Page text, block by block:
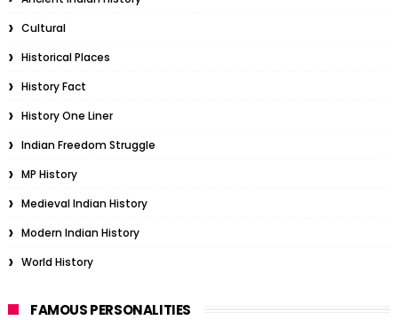
Cultural
Historical Places
History Fact
History One Liner
Indian Freedom Struggle
MP History
Medieval Indian History
Modern Indian History
World History
FAMOUS PERSONALITIES